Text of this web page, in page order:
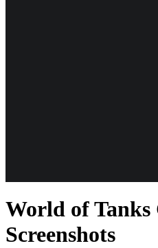
World of Tanks
Screenshots